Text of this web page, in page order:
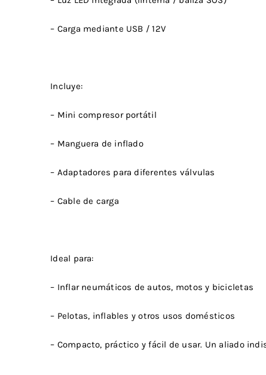
– Carga mediante USB / 12V
Incluye:
– Mini compresor portátil
– Manguera de inflado
– Adaptadores para diferentes válvulas
– Cable de carga
Ideal para:
– Inflar neumáticos de autos, motos y bicicletas
– Pelotas, inflables y otros usos domésticos
– Compacto, práctico y fácil de usar. Un aliado